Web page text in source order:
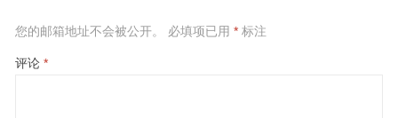
您的邮箱地址不会被公开。 必填项已用 *标注
评论 *